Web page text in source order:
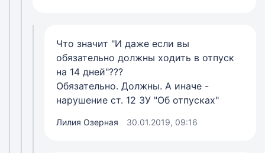
Что значит "И даже если вы
обязательно должны ходить в отпуск
на 14 дней"???
Обязательно. Должны. А иначе -
нарушение ст. 12 ЗУ "Об отпусках"
Лилия Озерная 30.01.2019, 09:16